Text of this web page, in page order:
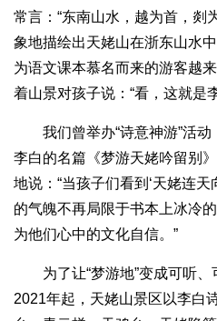
常言：“东南山水，越为首，剡
象地描绘出天姥山在浙东山水
为语文课本慕名而来的游客越
着山景对孩子说：“看，这就是
我们曾举办“诗意神游”活动
李白的名篇《梦游天姥吟留别
地说：“当孩子们看到‘天姥连
的气魄不再局限于书本上冰冷
为他们心中的文化自信。”
为了让“梦游地”变成可听、
2021年起，天姥山景区以李白